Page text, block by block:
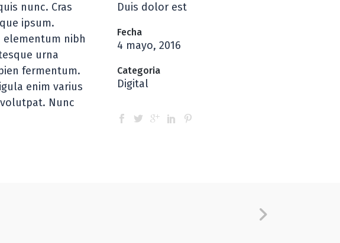
nunc. Cras
ipsum.
elementum nibh
urna
fermentum.
enim varius
Nunc
Duis dolor est
Fecha
4 mayo, 2016
Categoria
Digital